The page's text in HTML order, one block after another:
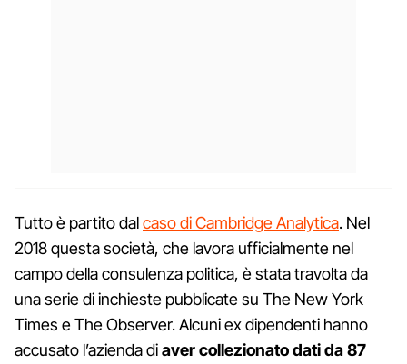
Tutto è partito dalcaso di Cambridge Analytica. Nel
2018 questa società, che lavora ufficialmente nel
campo della consulenza politica, è stata travolta da
una serie di inchieste pubblicate su The New York
Times e The Observer. Alcuni ex dipendenti hanno
accusato l’azienda diaver collezionato dati da 87